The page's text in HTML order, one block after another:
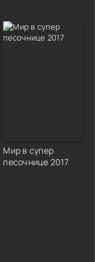
Мир в супер
песочнице 2017